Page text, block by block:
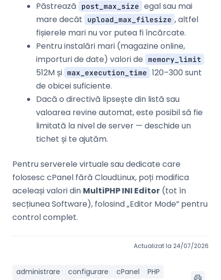
Păstrează post_max_size egal sau mai
mare decât
upload_max_filesize , altfel
fișierele mari nu vor putea fi încărcate.
Pentru instalări mari (magazine online,
importuri de date) valori de memory_limit
512M și max_execution_time 120–300 sunt
de obicei suficiente.
Dacă o directivă lipsește din listă sau
valoarea revine automat, este posibil să fie
limitată la nivel de server — deschide un
tichet și te ajutăm.
Pentru serverele virtuale sau dedicate care
folosesc cPanel fără CloudLinux, poți modifica
aceleași valori din MultiPHP INI Editor (tot în
secțiunea Software), folosind „Editor Mode” pentru
control complet.
Actualizat la 24/07/2026
administrare configurare cPanel
PHP